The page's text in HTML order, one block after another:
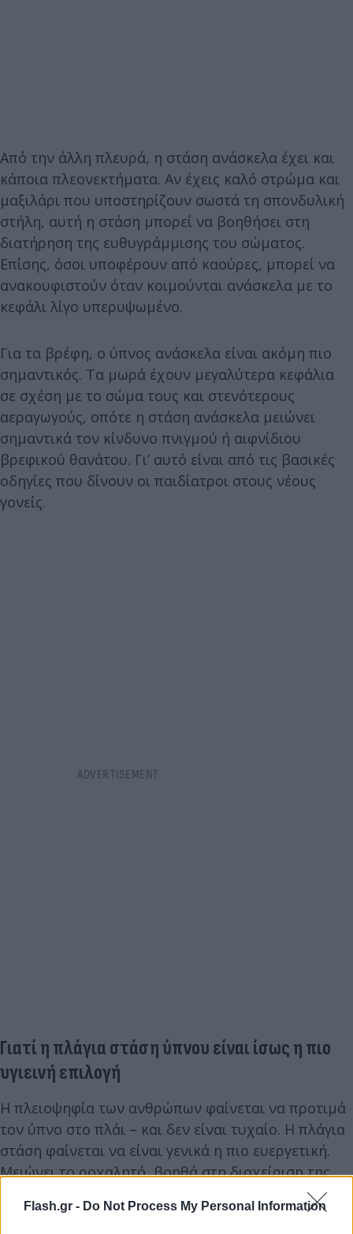
Flash.gr - Do Not Process My Personal Information
Από την άλλη πλευρά, η στάση ανάσκελα έχει και
κάποια πλεονεκτήματα. Αν έχεις καλό στρώμα και
μαξιλάρι που υποστηρίζουν σωστά τη σπονδυλική
στήλη, αυτή η στάση μπορεί να βοηθήσει στη
διατήρηση της ευθυγράμμισης του σώματος.
Επίσης, όσοι υποφέρουν από καούρες, μπορεί να
ανακουφιστούν όταν κοιμούνται ανάσκελα με το
κεφάλι λίγο υπερυψωμένο.
Για τα βρέφη, ο ύπνος ανάσκελα είναι ακόμη πιο
σημαντικός. Τα μωρά έχουν μεγαλύτερα κεφάλια
σε σχέση με το σώμα τους και στενότερους
αεραγωγούς, οπότε η στάση ανάσκελα μειώνει
σημαντικά τον κίνδυνο πνιγμού ή αιφνίδιου
βρεφικού θανάτου. Γι’ αυτό είναι από τις βασικές
οδηγίες που δίνουν οι παιδίατροι στους νέους
γονείς.
Γιατί η πλάγια στάση ύπνου είναι ίσως η πιο
υγιεινή επιλογή
Η πλειοψηφία των ανθρώπων φαίνεται να προτιμά
τον ύπνο στο πλάι – και δεν είναι τυχαίο. Η πλάγια
στάση φαίνεται να είναι γενικά η πιο ευεργετική.
Μειώνει το ροχαλητό, βοηθά στη διαχείριση της
υπνικής άπνοιας και μπορεί να βελτιώσει την
ποιότητα του ύπνου. Ειδικά η αριστερή πλευρά